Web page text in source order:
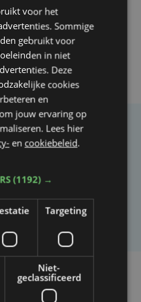
opgemerkt in dit
weten
voor het
Sommige
gebruikt voor
in niet
Deze
cookies
en
jouw ervaring op
Lees hier
en cookiebeleid.
(1192) →
Targeting
Niet-
geclassificeerd